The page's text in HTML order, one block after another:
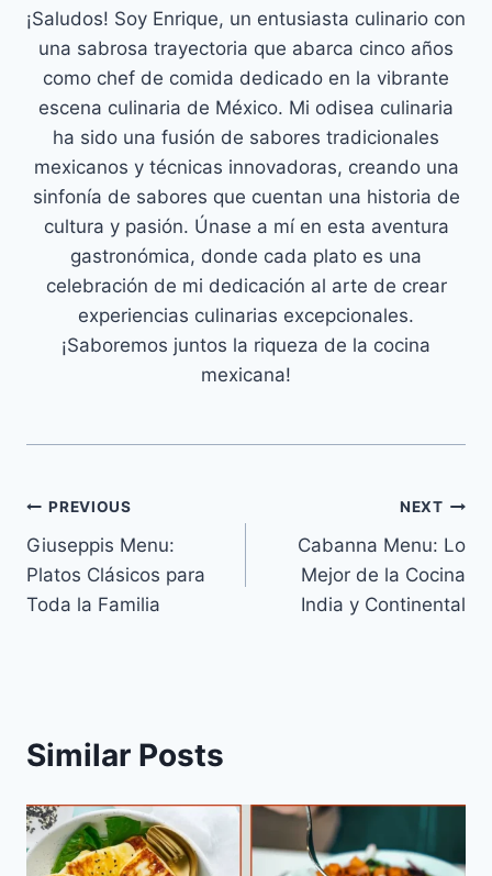
¡Saludos! Soy Enrique, un entusiasta culinario con
una sabrosa trayectoria que abarca cinco años
como chef de comida dedicado en la vibrante
escena culinaria de México. Mi odisea culinaria
ha sido una fusión de sabores tradicionales
mexicanos y técnicas innovadoras, creando una
sinfonía de sabores que cuentan una historia de
cultura y pasión. Únase a mí en esta aventura
gastronómica, donde cada plato es una
celebración de mi dedicación al arte de crear
experiencias culinarias excepcionales.
¡Saboremos juntos la riqueza de la cocina
mexicana!
Navegación
de
entradas
PREVIOUS
Giuseppis Menu:
Platos Clásicos para
Toda la Familia
NEXT
Cabanna Menu: Lo
Mejor de la Cocina
India y Continental
Similar Posts